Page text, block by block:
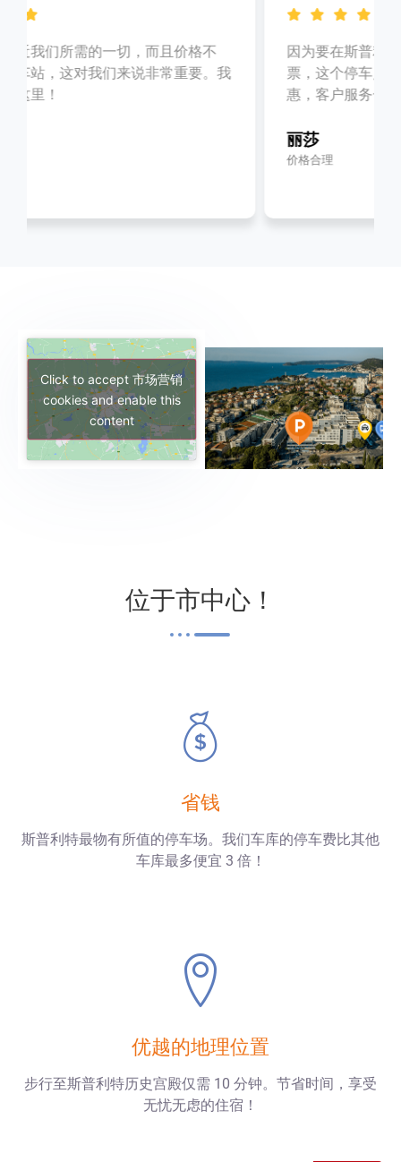
因为要在斯普利特逗留 3 天，所以我买了多日
票，这个停车点物有所值！位置绝佳，价格实
惠，客户服务一流。
Click to accept 市场营销
cookies and enable this
content
位于市中心！
省钱
斯普利特最物有所值的停车场。我们车库的停车费比其他
车库最多便宜 3 倍！
优越的地理位置
步行至斯普利特历史宫殿仅需 10 分钟。节省时间，享受
无忧无虑的住宿！